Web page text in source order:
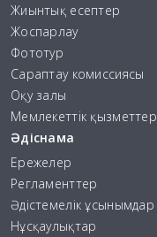
Жиынтық есептер
Жоспарлау
Фототур
Сараптау комиссиясы
Оқу залы
Мемлекеттік қызметтер
Әдіснама
Ережелер
Регламенттер
Әдістемелік ұсынымдар
Нұсқаулықтар